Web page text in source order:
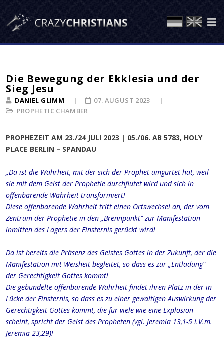
Die Bewegung der Ekklesia und der
Sieg Jesu
DANIEL GLIMM
PROPHETIC CHAMBER
07. AUGUST 2023
PROPHEZEIT AM 23./24 JULI 2023 | 05./06. AB 5783, HOLY
PLACE BERLIN – SPANDAU
„Da ist die Wahrheit, mit der sich der Prophet umgürtet hat, weil
sie mit dem Geist der Prophetie durchflutet wird und sich in
offenbarende Wahrheit transformiert!
Diese offenbarende Wahrheit tritt einen Ortswechsel an, der vom
Zentrum der Prophetie in den „Brennpunkt“ zur Manifestation
inmitten des Lagers der Finsternis gerückt wird!
Da ist bereits die Präsenz des Geistes Gottes in der Zukunft, der die
Manifestation mit Weisheit begleitet, so dass es zur „Entladung“
der Gerechtigkeit Gottes kommt!
Die gebündelte offenbarende Wahrheit findet ihren Platz in der in
Lücke der Finsternis, so dass es zu einer gewaltigen Auswirkung der
Gerechtigkeit Gottes kommt, die für viele wie eine Explosion
scheint, spricht der Geist des Propheten (vgl. Jeremia 13,1-5 i.V.m.
Jeremia 23,29)!